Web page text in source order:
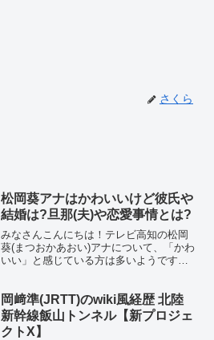
さくら
松岡葵アナはかわいいけど彼氏や
結婚は?旦那(夫)や恋愛事情とは?
みなさんこんにちは！テレビ高知の松岡
葵(まつおかあおい)アナについて、「かわ
いい」と感じている方は多いようです。
問に思うこともありますよね。私自身も
松岡葵アナの落ち着...
岡﨑準(JRTT)のwiki風経歴 北陸
新幹線飯山トンネル【新プロジェ
クトX】